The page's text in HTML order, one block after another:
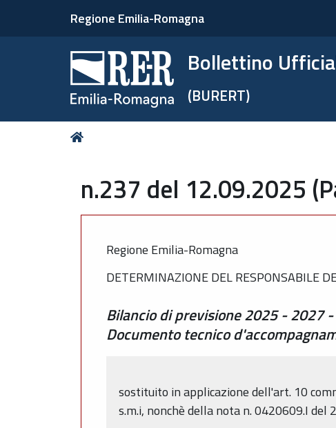
Regione Emilia-Romagna
Bollettino
(BURERT)
Tu
n.237 del 12.09.2025
Regione Emilia-Romagna
DETERMINAZIONE DEL RESPONSABILE
Bilancio di previsione 2025 - 2027
Documento tecnico
sostituito in applicazione dell'art. 10
s.m.i, nonchè della nota n. 0420609.I del